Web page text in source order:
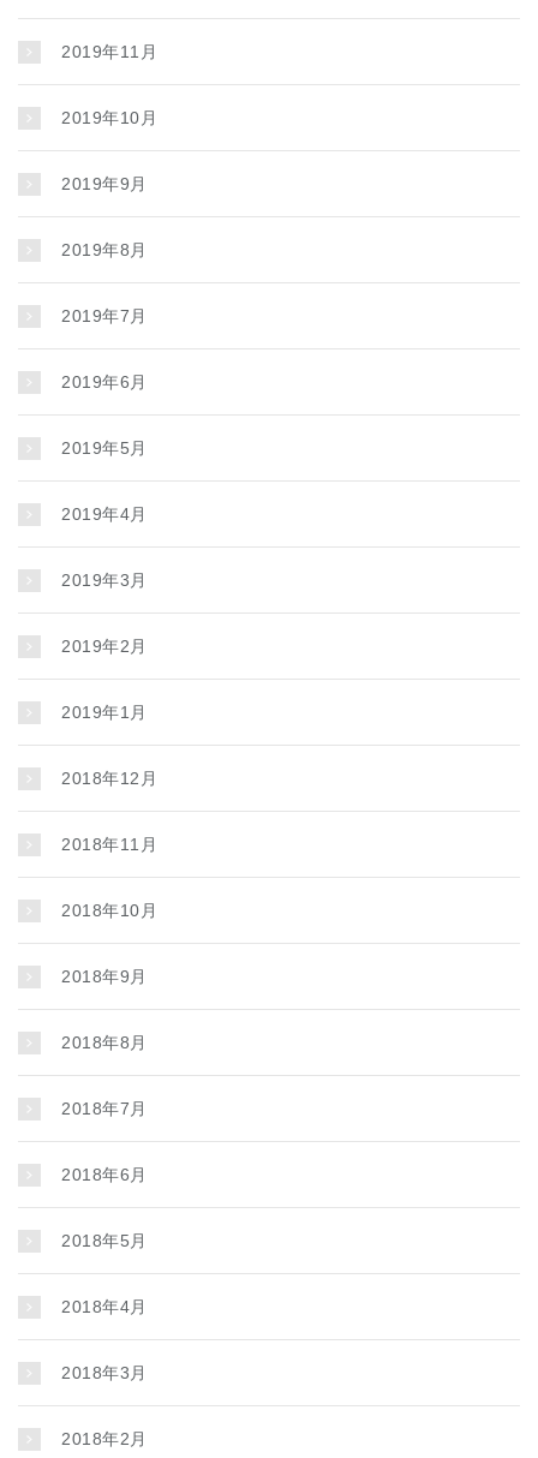
2019年11月
2019年10月
2019年9月
2019年8月
2019年7月
2019年6月
2019年5月
2019年4月
2019年3月
2019年2月
2019年1月
2018年12月
2018年11月
2018年10月
2018年9月
2018年8月
2018年7月
2018年6月
2018年5月
2018年4月
2018年3月
2018年2月